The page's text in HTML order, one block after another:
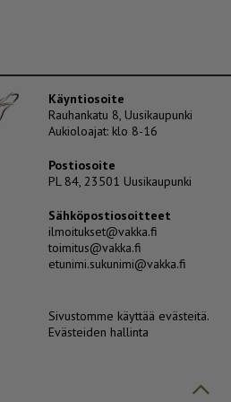
Käyntiosoite
Rauhankatu 8, Uusikaupunki
Aukioloajat: klo 8-16
Postiosoite
PL 84, 23501 Uusikaupunki
Sähköpostiosoitteet
ilmoitukset@vakka.fi
toimitus@vakka.fi
etunimi.sukunimi@vakka.fi
Sivustomme käyttää evästeitä.
Evästeiden hallinta